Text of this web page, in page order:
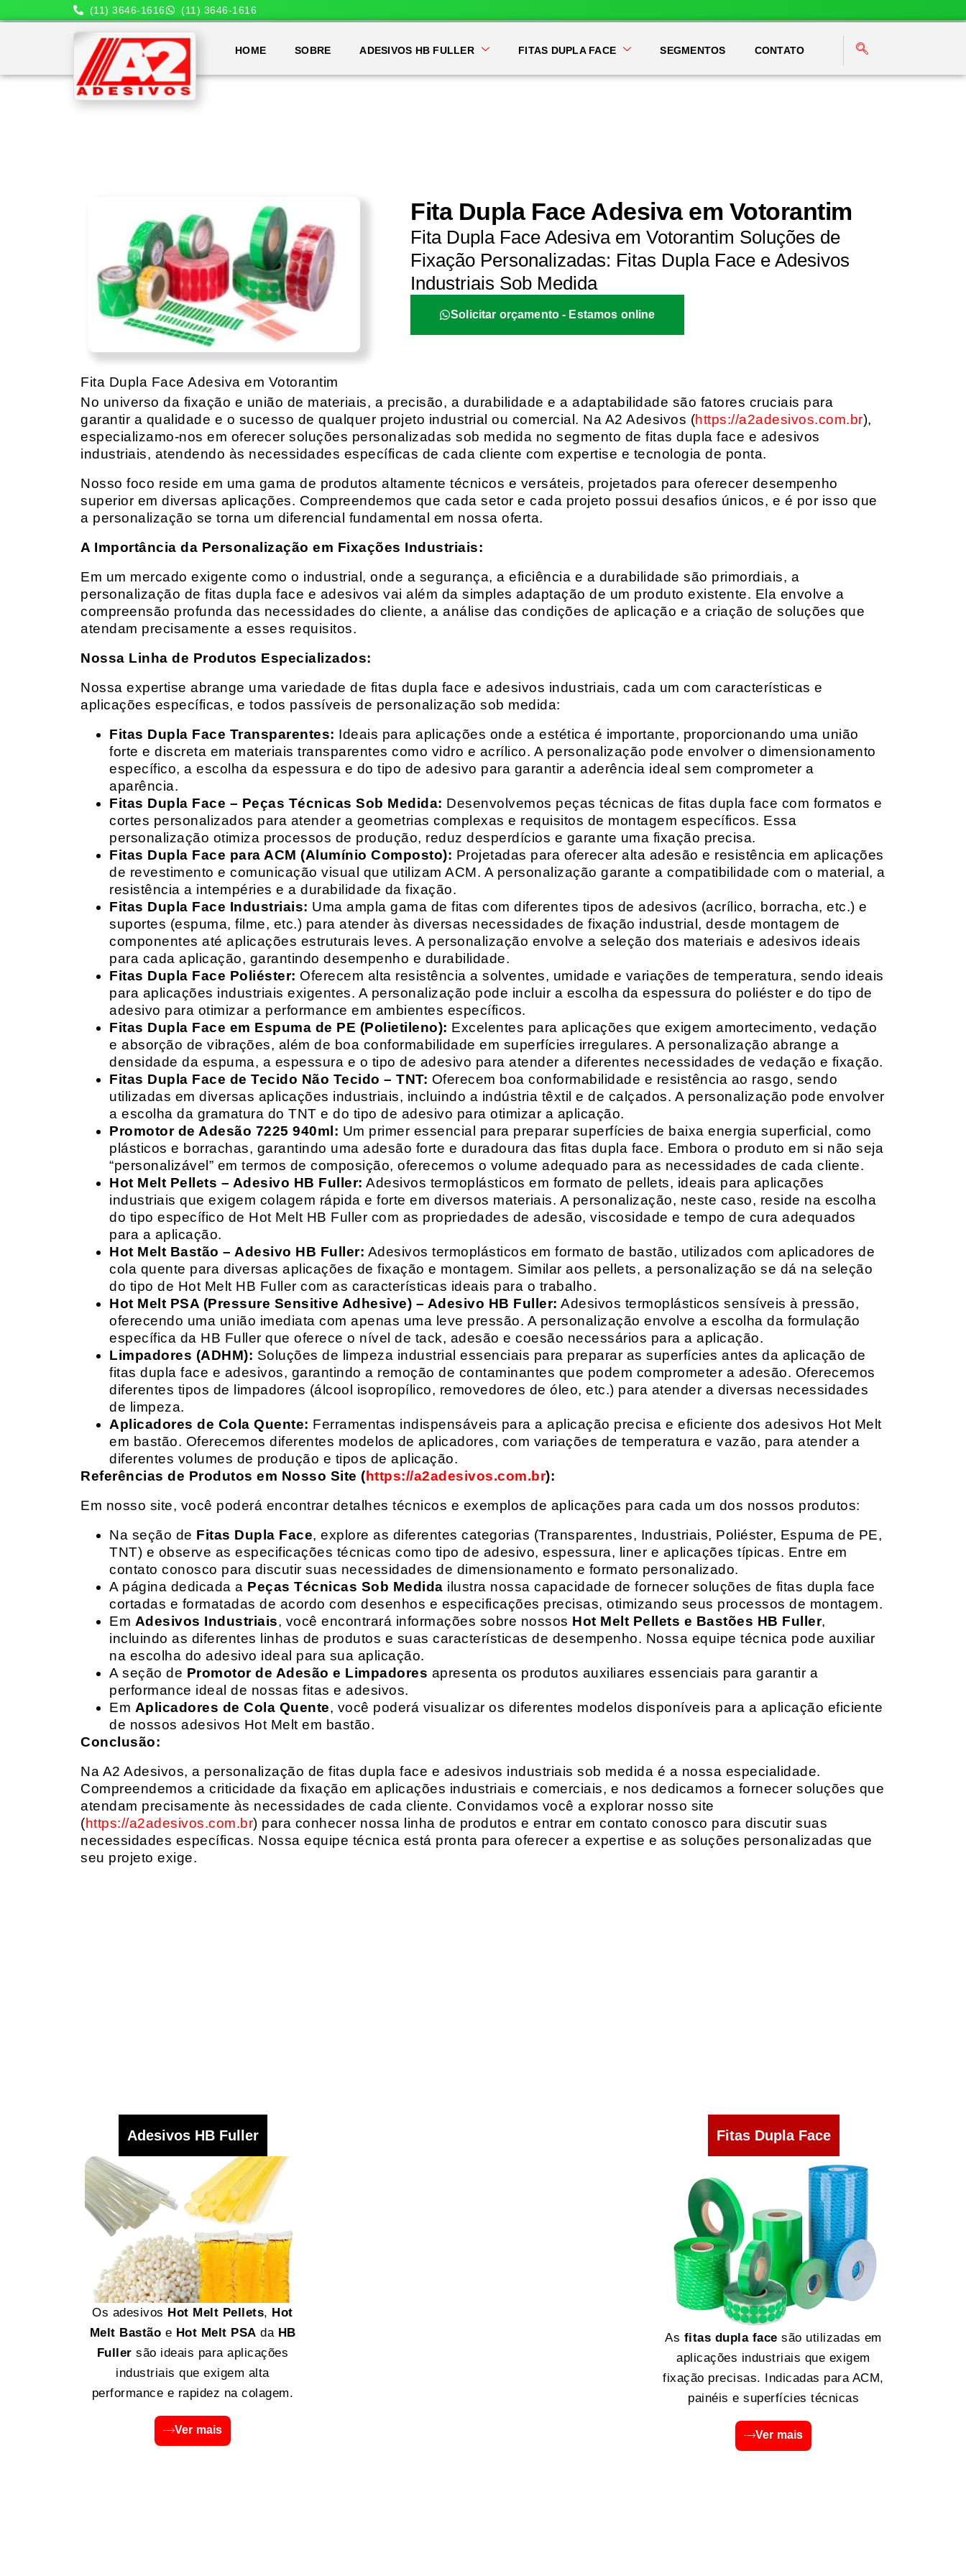
(11) 3646-1616 (11) 3646-1616
HOME SOBRE ADESIVOS HB FULLER FITAS DUPLA FACE SEGMENTOS CONTATO
Fita Dupla Face Adesiva em Votorantim
Fita Dupla Face Adesiva em Votorantim Soluções de
Fixação Personalizadas: Fitas Dupla Face e Adesivos
Industriais Sob Medida
Solicitar orçamento - Estamos online
Fita Dupla Face Adesiva em Votorantim
No universo da fixação e união de materiais, a precisão, a durabilidade e a adaptabilidade são fatores cruciais para
garantir a qualidade e o sucesso de qualquer projeto industrial ou comercial. Na A2 Adesivos (https://a2adesivos.com.br),
especializamo-nos em oferecer soluções personalizadas sob medida no segmento de fitas dupla face e adesivos
industriais, atendendo às necessidades específicas de cada cliente com expertise e tecnologia de ponta.
Nosso foco reside em uma gama de produtos altamente técnicos e versáteis, projetados para oferecer desempenho
superior em diversas aplicações. Compreendemos que cada setor e cada projeto possui desafios únicos, e é por isso que
a personalização se torna um diferencial fundamental em nossa oferta.
A Importância da Personalização em Fixações Industriais:
Em um mercado exigente como o industrial, onde a segurança, a eficiência e a durabilidade são primordiais, a
personalização de fitas dupla face e adesivos vai além da simples adaptação de um produto existente. Ela envolve a
compreensão profunda das necessidades do cliente, a análise das condições de aplicação e a criação de soluções que
atendam precisamente a esses requisitos.
Nossa Linha de Produtos Especializados:
Nossa expertise abrange uma variedade de fitas dupla face e adesivos industriais, cada um com características e
aplicações específicas, e todos passíveis de personalização sob medida:
Fitas Dupla Face Transparentes: Ideais para aplicações onde a estética é importante, proporcionando uma união
forte e discreta em materiais transparentes como vidro e acrílico. A personalização pode envolver o dimensionamento
específico, a escolha da espessura e do tipo de adesivo para garantir a aderência ideal sem comprometer a
aparência.
Fitas Dupla Face – Peças Técnicas Sob Medida: Desenvolvemos peças técnicas de fitas dupla face com formatos e
cortes personalizados para atender a geometrias complexas e requisitos de montagem específicos. Essa
personalização otimiza processos de produção, reduz desperdícios e garante uma fixação precisa.
Fitas Dupla Face para ACM (Alumínio Composto): Projetadas para oferecer alta adesão e resistência em aplicações
de revestimento e comunicação visual que utilizam ACM. A personalização garante a compatibilidade com o material, a
resistência a intempéries e a durabilidade da fixação.
Fitas Dupla Face Industriais: Uma ampla gama de fitas com diferentes tipos de adesivos (acrílico, borracha, etc.) e
suportes (espuma, filme, etc.) para atender às diversas necessidades de fixação industrial, desde montagem de
componentes até aplicações estruturais leves. A personalização envolve a seleção dos materiais e adesivos ideais
para cada aplicação, garantindo desempenho e durabilidade.
Fitas Dupla Face Poliéster: Oferecem alta resistência a solventes, umidade e variações de temperatura, sendo ideais
para aplicações industriais exigentes. A personalização pode incluir a escolha da espessura do poliéster e do tipo de
adesivo para otimizar a performance em ambientes específicos.
Fitas Dupla Face em Espuma de PE (Polietileno): Excelentes para aplicações que exigem amortecimento, vedação
e absorção de vibrações, além de boa conformabilidade em superfícies irregulares. A personalização abrange a
densidade da espuma, a espessura e o tipo de adesivo para atender a diferentes necessidades de vedação e fixação.
Fitas Dupla Face de Tecido Não Tecido – TNT: Oferecem boa conformabilidade e resistência ao rasgo, sendo
utilizadas em diversas aplicações industriais, incluindo a indústria têxtil e de calçados. A personalização pode envolver
a escolha da gramatura do TNT e do tipo de adesivo para otimizar a aplicação.
Promotor de Adesão 7225 940ml: Um primer essencial para preparar superfícies de baixa energia superficial, como
plásticos e borrachas, garantindo uma adesão forte e duradoura das fitas dupla face. Embora o produto em si não seja
“personalizável” em termos de composição, oferecemos o volume adequado para as necessidades de cada cliente.
Hot Melt Pellets – Adesivo HB Fuller: Adesivos termoplásticos em formato de pellets, ideais para aplicações
industriais que exigem colagem rápida e forte em diversos materiais. A personalização, neste caso, reside na escolha
do tipo específico de Hot Melt HB Fuller com as propriedades de adesão, viscosidade e tempo de cura adequados
para a aplicação.
Hot Melt Bastão – Adesivo HB Fuller: Adesivos termoplásticos em formato de bastão, utilizados com aplicadores de
cola quente para diversas aplicações de fixação e montagem. Similar aos pellets, a personalização se dá na seleção
do tipo de Hot Melt HB Fuller com as características ideais para o trabalho.
Hot Melt PSA (Pressure Sensitive Adhesive) – Adesivo HB Fuller: Adesivos termoplásticos sensíveis à pressão,
oferecendo uma união imediata com apenas uma leve pressão. A personalização envolve a escolha da formulação
específica da HB Fuller que oferece o nível de tack, adesão e coesão necessários para a aplicação.
Limpadores (ADHM): Soluções de limpeza industrial essenciais para preparar as superfícies antes da aplicação de
fitas dupla face e adesivos, garantindo a remoção de contaminantes que podem comprometer a adesão. Oferecemos
diferentes tipos de limpadores (álcool isopropílico, removedores de óleo, etc.) para atender a diversas necessidades
de limpeza.
Aplicadores de Cola Quente: Ferramentas indispensáveis para a aplicação precisa e eficiente dos adesivos Hot Melt
em bastão. Oferecemos diferentes modelos de aplicadores, com variações de temperatura e vazão, para atender a
diferentes volumes de produção e tipos de aplicação.
Referências de Produtos em Nosso Site (https://a2adesivos.com.br):
Em nosso site, você poderá encontrar detalhes técnicos e exemplos de aplicações para cada um dos nossos produtos:
Na seção de Fitas Dupla Face, explore as diferentes categorias (Transparentes, Industriais, Poliéster, Espuma de PE,
TNT) e observe as especificações técnicas como tipo de adesivo, espessura, liner e aplicações típicas. Entre em
contato conosco para discutir suas necessidades de dimensionamento e formato personalizado.
A página dedicada a Peças Técnicas Sob Medida ilustra nossa capacidade de fornecer soluções de fitas dupla face
cortadas e formatadas de acordo com desenhos e especificações precisas, otimizando seus processos de montagem.
Em Adesivos Industriais, você encontrará informações sobre nossos Hot Melt Pellets e Bastões HB Fuller,
incluindo as diferentes linhas de produtos e suas características de desempenho. Nossa equipe técnica pode auxiliar
na escolha do adesivo ideal para sua aplicação.
A seção de Promotor de Adesão e Limpadores apresenta os produtos auxiliares essenciais para garantir a
performance ideal de nossas fitas e adesivos.
Em Aplicadores de Cola Quente, você poderá visualizar os diferentes modelos disponíveis para a aplicação eficiente
de nossos adesivos Hot Melt em bastão.
Conclusão:
Na A2 Adesivos, a personalização de fitas dupla face e adesivos industriais sob medida é a nossa especialidade.
Compreendemos a criticidade da fixação em aplicações industriais e comerciais, e nos dedicamos a fornecer soluções que
atendam precisamente às necessidades de cada cliente. Convidamos você a explorar nosso site
(https://a2adesivos.com.br) para conhecer nossa linha de produtos e entrar em contato conosco para discutir suas
necessidades específicas. Nossa equipe técnica está pronta para oferecer a expertise e as soluções personalizadas que
seu projeto exige.
Adesivos HB Fuller
Os adesivos Hot Melt Pellets, Hot
Melt Bastão e Hot Melt PSA da HB
Fuller são ideais para aplicações
industriais que exigem alta
performance e rapidez na colagem.
Ver mais
Fitas Dupla Face
As fitas dupla face são utilizadas em
aplicações industriais que exigem
fixação precisas. Indicadas para ACM,
painéis e superfícies técnicas
Ver mais